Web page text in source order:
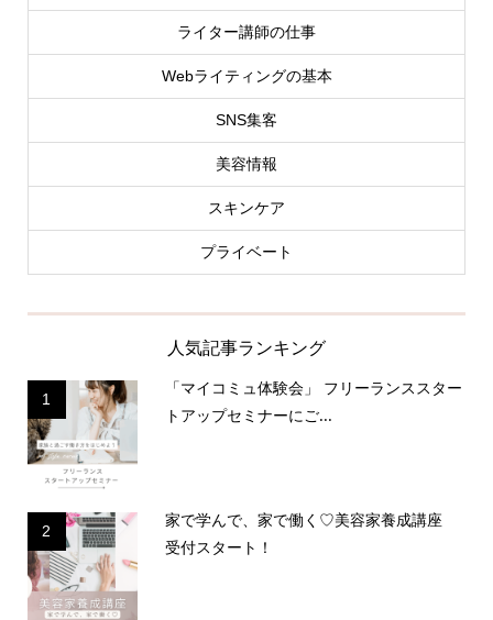
ライター講師の仕事
Webライティングの基本
SNS集客
美容情報
スキンケア
プライベート
人気記事ランキング
1
「マイコミュ体験会」 フリーランススター
トアップセミナーにご...
2
家で学んで、家で働く♡美容家養成講座
受付スタート！